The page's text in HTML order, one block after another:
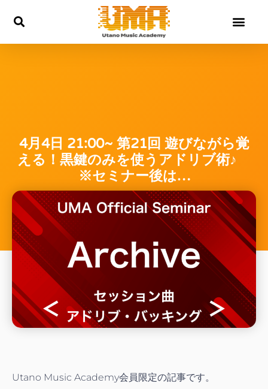
4月4日 21:00~ 第21回 遊びながら覚
える！黒鍵のみを使うアドリブ術♪
※セミナー後は…
Utano Music Academy会員限定の記事です。